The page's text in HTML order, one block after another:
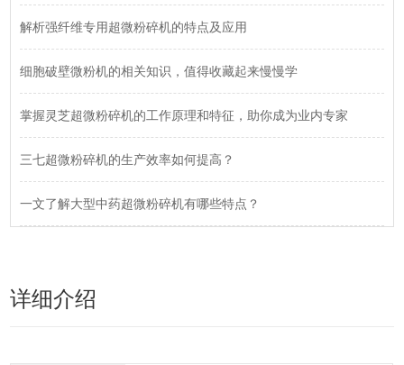
解析强纤维专用超微粉碎机的特点及应用
细胞破壁微粉机的相关知识，值得收藏起来慢慢学
掌握灵芝超微粉碎机的工作原理和特征，助你成为业内专家
三七超微粉碎机的生产效率如何提高？
一文了解大型中药超微粉碎机有哪些特点？
详细介绍